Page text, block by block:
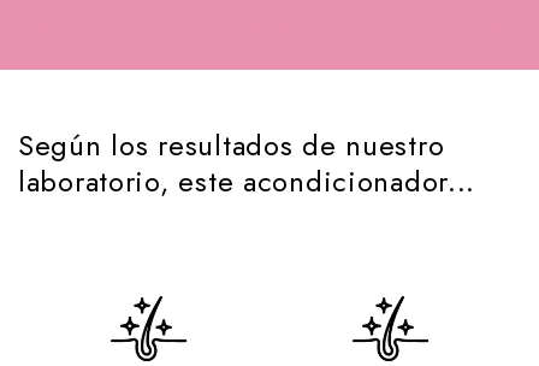
Según los resultados de nuestro
laboratorio, este acondicionador...